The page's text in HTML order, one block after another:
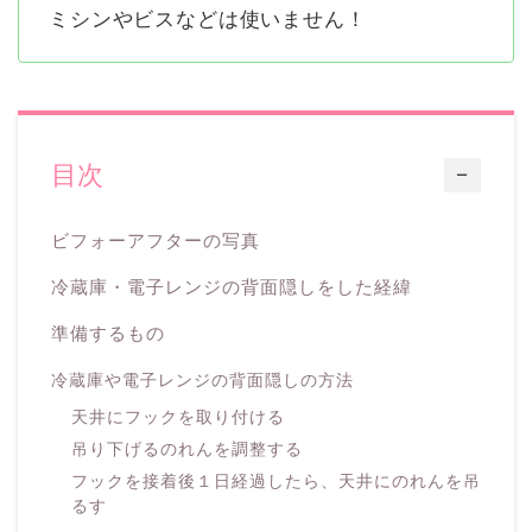
ミシンやビスなどは使いません！
ー
目次
ビフォーアフターの写真
冷蔵庫・電子レンジの背面隠しをした経緯
準備するもの
冷蔵庫や電子レンジの背面隠しの方法
天井にフックを取り付ける
吊り下げるのれんを調整する
フックを接着後１日経過したら、天井にのれんを吊
るす